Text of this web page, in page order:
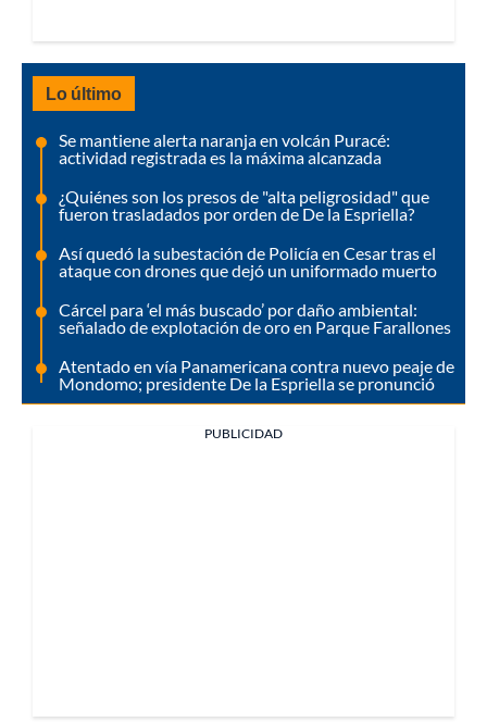
Lo último
Se mantiene alerta naranja en volcán Puracé:
actividad registrada es la máxima alcanzada
¿Quiénes son los presos de "alta peligrosidad" que
fueron trasladados por orden de De la Espriella?
Así quedó la subestación de Policía en Cesar tras el
ataque con drones que dejó un uniformado muerto
Cárcel para ‘el más buscado’ por daño ambiental:
señalado de explotación de oro en Parque Farallones
Atentado en vía Panamericana contra nuevo peaje de
Mondomo; presidente De la Espriella se pronunció
PUBLICIDAD